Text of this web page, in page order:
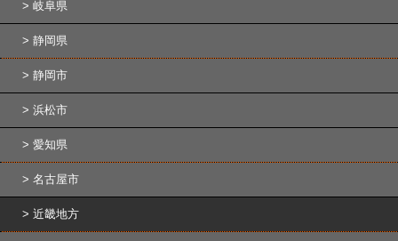
岐阜県
静岡県
静岡市
浜松市
愛知県
名古屋市
近畿地方